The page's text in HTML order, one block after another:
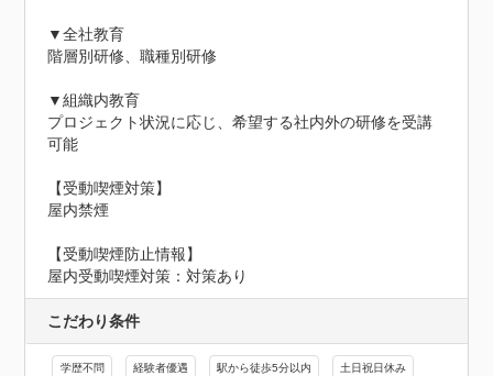
▼全社教育
階層別研修、職種別研修
▼組織内教育
プロジェクト状況に応じ、希望する社内外の研修を受講
可能
【受動喫煙対策】
屋内禁煙
【受動喫煙防止情報】
屋内受動喫煙対策：対策あり
こだわり条件
学歴不問 経験者優遇 駅から徒歩5分以内 土日祝日休み